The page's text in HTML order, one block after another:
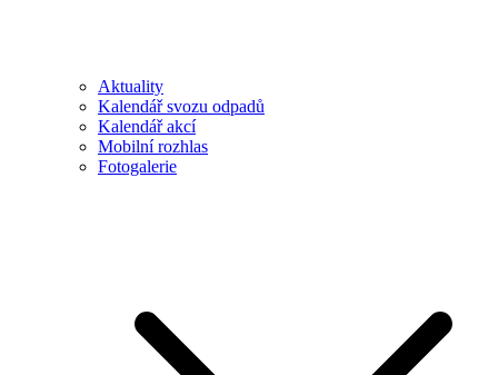
Aktuality
Kalendář svozu odpadů
Kalendář akcí
Mobilní rozhlas
Fotogalerie